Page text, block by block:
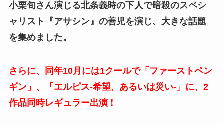
小栗旬さん演じる北条義時の下人で暗殺のスペシ
ャリスト『アサシン』の善児を演じ、大きな話題
を集めました。
さらに、同年10月には1クールで「ファーストペン
ギン」、「エルピス-希望、あるいは災い-」に、2
作品同時レギュラー出演！